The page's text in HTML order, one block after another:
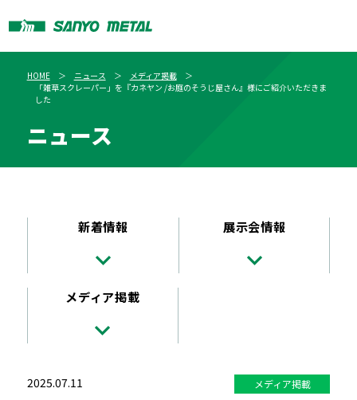
HOME ニュース
メディア掲載
「雑草スクレーパー」を『カネヤン /お庭のそうじ屋さん』様にご紹介いただきま
した
ニュース
新着情報 展示会情報
メディア掲載
2025.07.11 メディア掲載